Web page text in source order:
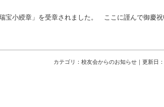
を受章されました。 ここに謹んで御慶祝
カテゴリ：校友会からのお知らせ｜更新日